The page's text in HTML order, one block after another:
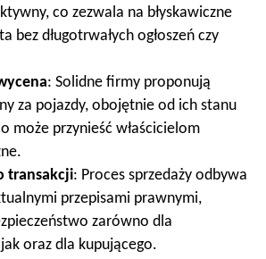
co zezwala na błyskawiczne
bez długotrwałych ogłoszeń czy
: Solidne firmy proponują
za pojazdy, obojętnie od ich stanu
może przynieść właścicielom
transakcji: Proces sprzedaży odbywa
przepisami prawnymi,
zarówno dla
oraz dla kupującego.